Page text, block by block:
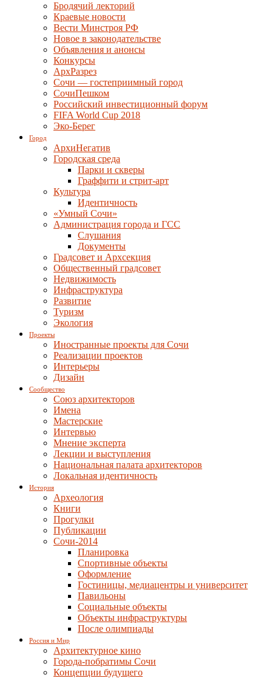
Бродячий лекторий
Краевые новости
Вести Минстроя РФ
Новое в законодательстве
Объявления и анонсы
Конкурсы
АрхРазрез
Сочи — гостеприимный город
СочиПешком
Российский инвестиционный форум
FIFA World Cup 2018
Эко-Берег
Город
АрхиНегатив
Городская среда
Парки и скверы
Граффити и стрит-арт
Культура
Идентичность
«Умный Сочи»
Администрация города и ГСС
Слушания
Документы
Градсовет и Архсекция
Общественный градсовет
Недвижимость
Инфраструктура
Развитие
Туризм
Экология
Проекты
Иностранные проекты для Сочи
Реализации проектов
Интерьеры
Дизайн
Сообщество
Союз архитекторов
Имена
Мастерские
Интервью
Мнение эксперта
Лекции и выступления
Национальная палата архитекторов
Локальная идентичность
История
Археология
Книги
Прогулки
Публикации
Сочи-2014
Планировка
Спортивные объекты
Оформление
Гостиницы, медиацентры и университет
Павильоны
Социальные объекты
Объекты инфраструктуры
После олимпиады
Россия и Мир
Архитектурное кино
Города-побратимы Сочи
Концепции будущего